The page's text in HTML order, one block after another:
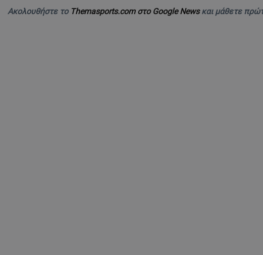
Ακολουθήστε το Themasports.com στο Google Newsκαι μάθετε